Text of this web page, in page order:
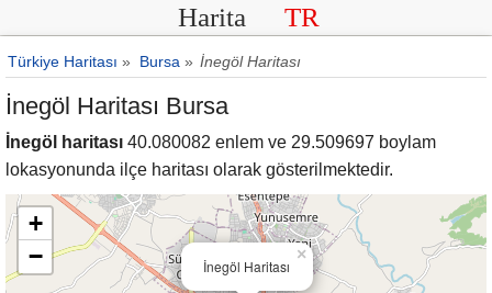
Harita TR
Türkiye Haritası » Bursa » İnegöl Haritası
İnegöl Haritası Bursa
İnegöl haritası 40.080082 enlem ve 29.509697 boylam
lokasyonunda ilçe haritası olarak gösterilmektedir.
İnegöl Haritası
×
+
−